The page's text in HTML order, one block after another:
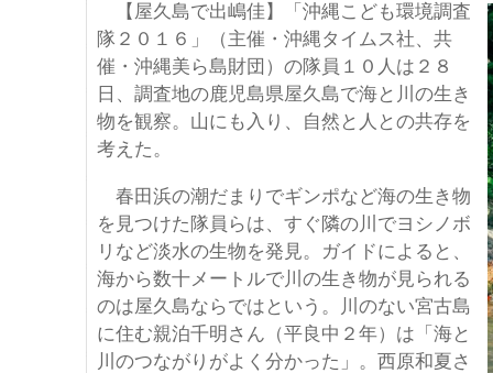
【屋久島で出嶋佳】「沖縄こども環境調査
隊２０１６」（主催・沖縄タイムス社、共
催・沖縄美ら島財団）の隊員１０人は２８
日、調査地の鹿児島県屋久島で海と川の生き
物を観察。山にも入り、自然と人との共存を
考えた。
春田浜の潮だまりでギンポなど海の生き物
を見つけた隊員らは、すぐ隣の川でヨシノボ
リなど淡水の生物を発見。ガイドによると、
海から数十メートルで川の生き物が見られる
のは屋久島ならではという。川のない宮古島
に住む親泊千明さん（平良中２年）は「海と
川のつながりがよく分かった」。西原和夏さ